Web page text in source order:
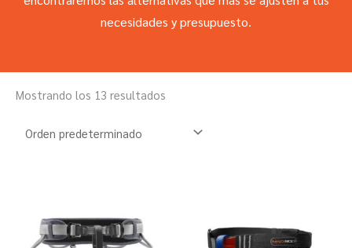
necesidades y presupuesto.
Mostrando los 13 resultados